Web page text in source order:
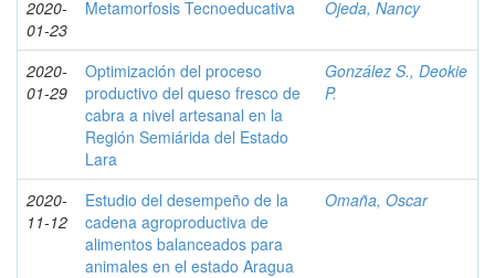
2020-
01-23
Metamorfosis Tecnoeducativa Ojeda, Nancy
2020-
01-29
Optimización del proceso
productivo del queso fresco de
cabra a nivel artesanal en la
Región Semiárida del Estado
Lara
González S., Deokie
P.
2020-
11-12
Estudio del desempeño de la
cadena agroproductiva de
alimentos balanceados para
animales en el estado Aragua
Omaña, Oscar